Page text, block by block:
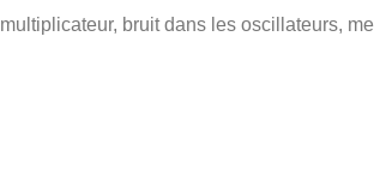
bruit dans les oscillateurs,